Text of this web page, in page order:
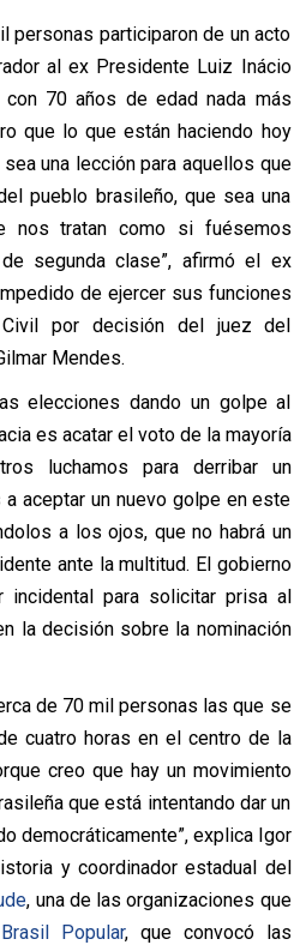
personas participaron de un acto
al ex Presidente Luiz Inácio
con 70 años de edad nada más
que lo que están haciendo hoy
una lección para aquellos que
pueblo brasileño, que sea una
nos tratan como si fuésemos
segunda clase”, afirmó el ex
de ejercer sus funciones
por decisión del juez del
Mendes.
elecciones dando un golpe al
es acatar el voto de la mayoría
luchamos para derribar un
aceptar un nuevo golpe en este
a los ojos, que no habrá un
ante la multitud. El gobierno
incidental para solicitar prisa al
la decisión sobre la nominación
de 70 mil personas las que se
cuatro horas en el centro de la
creo que hay un movimiento
que está intentando dar un
democráticamente”, explica Igor
y coordinador estadual del
, una de las organizaciones que
Popular, que convocó las